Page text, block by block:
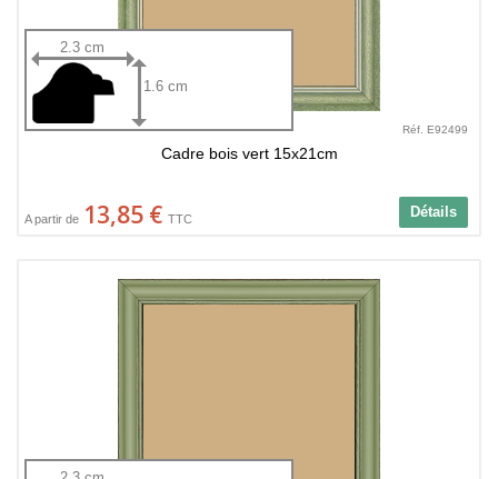
2.3 cm
1.6 cm
Réf. E92499
Cadre bois vert 15x21cm
Détails
A partir de 13,85 € TTC